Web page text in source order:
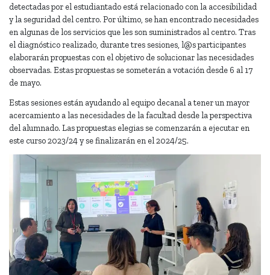
detectadas por el estudiantado está relacionado con la accesibilidad
y la seguridad del centro. Por último, se han encontrado necesidades
en algunas de los servicios que les son suministrados al centro. Tras
el diagnóstico realizado, durante tres sesiones, l@s participantes
elaborarán propuestas con el objetivo de solucionar las necesidades
observadas. Estas propuestas se someterán a votación desde 6 al 17
de mayo.
Estas sesiones están ayudando al equipo decanal a tener un mayor
acercamiento a las necesidades de la facultad desde la perspectiva
del alumnado. Las propuestas elegias se comenzarán a ejecutar en
este curso 2023/24 y se finalizarán en el 2024/25.